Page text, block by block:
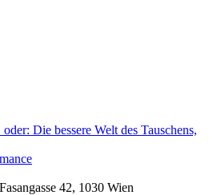
Die bessere Welt des Tauschens,
42, 1030 Wien